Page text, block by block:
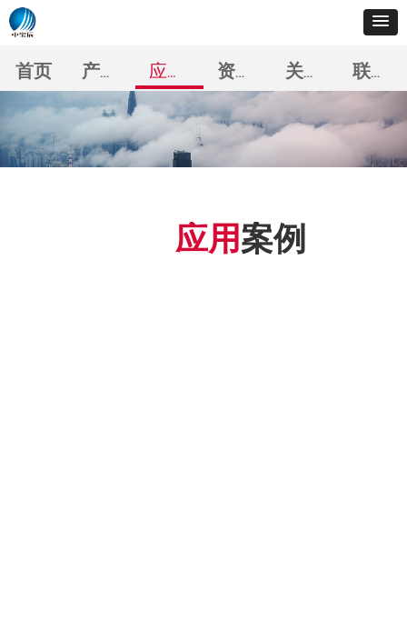
首页 产品中心 应用案例 资料下载 关于我们 联系我们
应用案例